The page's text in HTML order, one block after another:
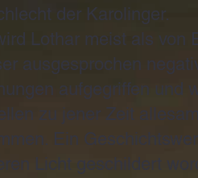
der Karolinger.
Lothar meist als von
ausgesprochen
aufgegriffen und
zu jener Zeit
Ein
Licht geschildert